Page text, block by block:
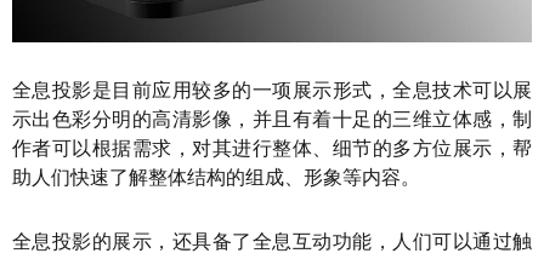
全息投影是目前应用较多的一项展示形式，全息技术可以展
示出色彩分明的高清影像，并且有着十足的三维立体感，制
作者可以根据需求，对其进行整体、细节的多方位展示，帮
助人们快速了解整体结构的组成、形象等内容。
全息投影的展示，还具备了全息互动功能，人们可以通过触